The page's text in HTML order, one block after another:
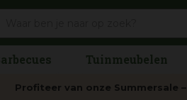
Tuinmeubelen
Profiteer van onze Summersale –